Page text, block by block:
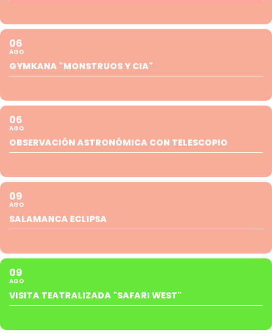
06
AGO
GYMKANA "MONSTRUOS Y CIA"
06
AGO
OBSERVACIÓN ASTRONÓMICA CON TELESCOPIO
09
AGO
SALAMANCA ECLIPSA
09
AGO
VISITA TEATRALIZADA "SAFARI WEST"